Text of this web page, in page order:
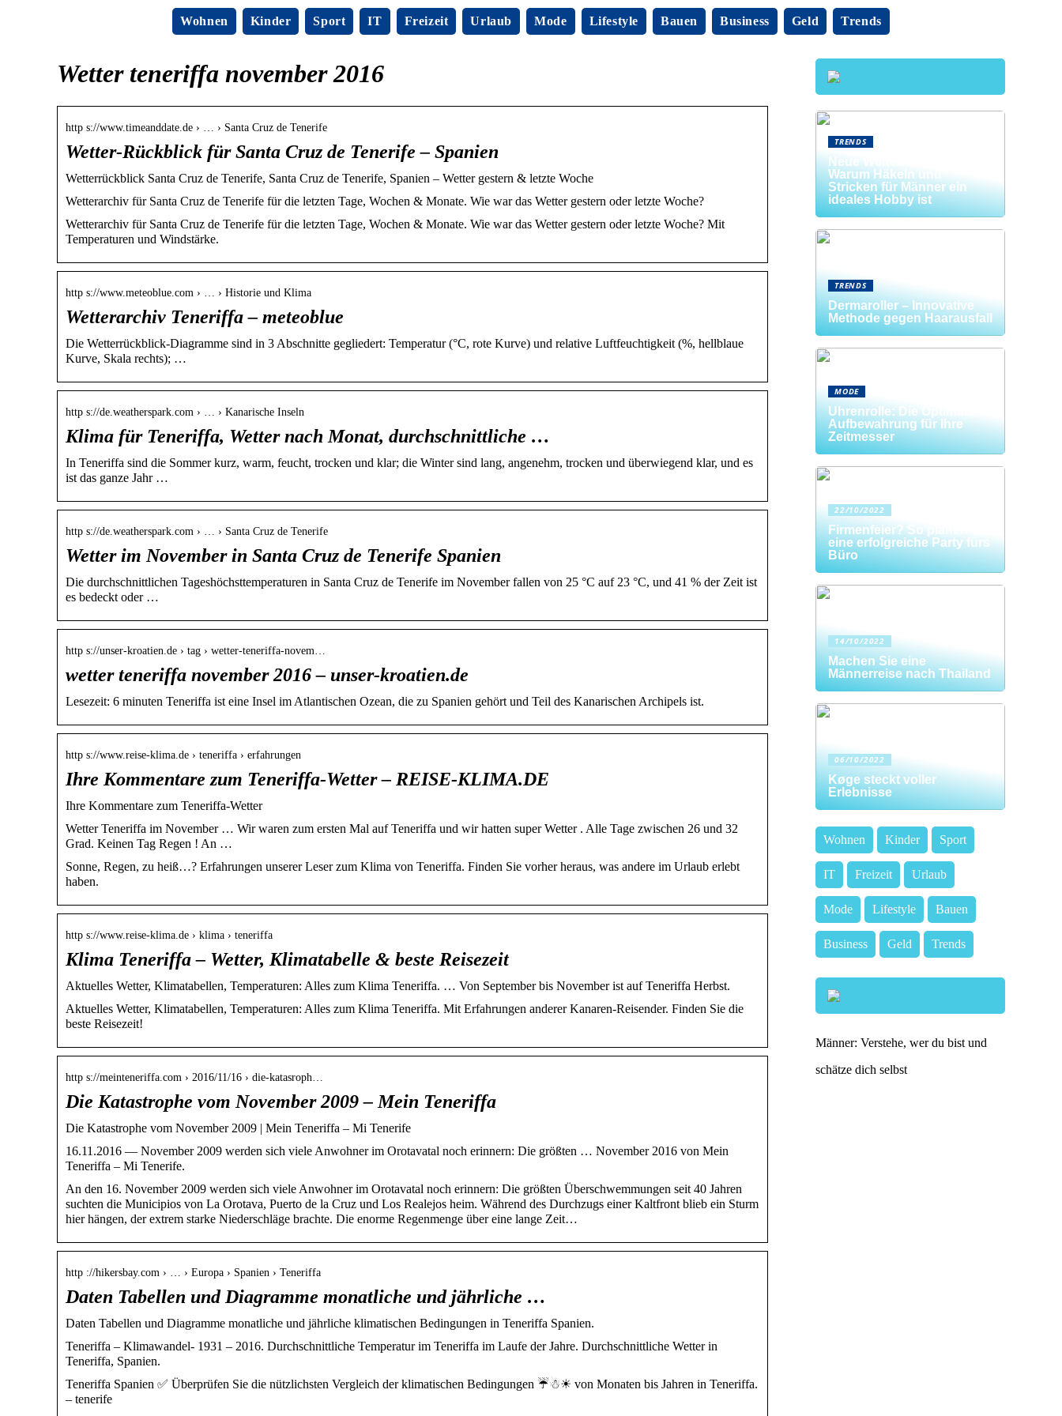
Wohnen Kinder Sport IT Freizeit Urlaub Mode Lifestyle Bauen Business Geld Trends
Wetter teneriffa november 2016
http s://www.timeanddate.de › … › Santa Cruz de Tenerife
Wetter-Rückblick für Santa Cruz de Tenerife – Spanien
Wetterrückblick Santa Cruz de Tenerife, Santa Cruz de Tenerife, Spanien – Wetter gestern & letzte Woche
Wetterarchiv für Santa Cruz de Tenerife für die letzten Tage, Wochen & Monate. Wie war das Wetter gestern oder letzte Woche?
Wetterarchiv für Santa Cruz de Tenerife für die letzten Tage, Wochen & Monate. Wie war das Wetter gestern oder letzte Woche? Mit
Temperaturen und Windstärke.
http s://www.meteoblue.com › … › Historie und Klima
Wetterarchiv Teneriffa – meteoblue
Die Wetterrückblick-Diagramme sind in 3 Abschnitte gegliedert: Temperatur (°C, rote Kurve) und relative Luftfeuchtigkeit (%, hellblaue
Kurve, Skala rechts); …
http s://de.weatherspark.com › … › Kanarische Inseln
Klima für Teneriffa, Wetter nach Monat, durchschnittliche …
In Teneriffa sind die Sommer kurz, warm, feucht, trocken und klar; die Winter sind lang, angenehm, trocken und überwiegend klar, und es
ist das ganze Jahr …
http s://de.weatherspark.com › … › Santa Cruz de Tenerife
Wetter im November in Santa Cruz de Tenerife Spanien
Die durchschnittlichen Tageshöchsttemperaturen in Santa Cruz de Tenerife im November fallen von 25 °C auf 23 °C, und 41 % der Zeit ist
es bedeckt oder …
http s://unser-kroatien.de › tag › wetter-teneriffa-novem…
wetter teneriffa november 2016 – unser-kroatien.de
Lesezeit: 6 minuten Teneriffa ist eine Insel im Atlantischen Ozean, die zu Spanien gehört und Teil des Kanarischen Archipels ist.
http s://www.reise-klima.de › teneriffa › erfahrungen
Ihre Kommentare zum Teneriffa-Wetter – REISE-KLIMA.DE
Ihre Kommentare zum Teneriffa-Wetter
Wetter Teneriffa im November … Wir waren zum ersten Mal auf Teneriffa und wir hatten super Wetter . Alle Tage zwischen 26 und 32
Grad. Keinen Tag Regen ! An …
Sonne, Regen, zu heiß…? Erfahrungen unserer Leser zum Klima von Teneriffa. Finden Sie vorher heraus, was andere im Urlaub erlebt
haben.
http s://www.reise-klima.de › klima › teneriffa
Klima Teneriffa – Wetter, Klimatabelle & beste Reisezeit
Aktuelles Wetter, Klimatabellen, Temperaturen: Alles zum Klima Teneriffa. … Von September bis November ist auf Teneriffa Herbst.
Aktuelles Wetter, Klimatabellen, Temperaturen: Alles zum Klima Teneriffa. Mit Erfahrungen anderer Kanaren-Reisender. Finden Sie die
beste Reisezeit!
http s://meinteneriffa.com › 2016/11/16 › die-katasroph…
Die Katastrophe vom November 2009 – Mein Teneriffa
Die Katastrophe vom November 2009 | Mein Teneriffa – Mi Tenerife
16.11.2016 — November 2009 werden sich viele Anwohner im Orotavatal noch erinnern: Die größten … November 2016 von Mein
Teneriffa – Mi Tenerife.
An den 16. November 2009 werden sich viele Anwohner im Orotavatal noch erinnern: Die größten Überschwemmungen seit 40 Jahren
suchten die Municipios von La Orotava, Puerto de la Cruz und Los Realejos heim. Während des Durchzugs einer Kaltfront blieb ein Sturm
hier hängen, der extrem starke Niederschläge brachte. Die enorme Regenmenge über eine lange Zeit…
http ://hikersbay.com › … › Europa › Spanien › Teneriffa
Daten Tabellen und Diagramme monatliche und jährliche …
Daten Tabellen und Diagramme monatliche und jährliche klimatischen Bedingungen in Teneriffa Spanien.
Teneriffa – Klimawandel- 1931 – 2016. Durchschnittliche Temperatur im Teneriffa im Laufe der Jahre. Durchschnittliche Wetter in
Teneriffa, Spanien.
Teneriffa Spanien ✅ Überprüfen Sie die nützlichsten Vergleich der klimatischen Bedingungen ☔☃☀ von Monaten bis Jahren in Teneriffa.
– tenerife
TRENDS
Neue Welten entdecken:
Warum Häkeln und
Stricken für Männer ein
ideales Hobby ist
TRENDS
Dermaroller – Innovative
Methode gegen Haarausfall
MODE
Uhrenrolle: Die Optimale
Aufbewahrung für Ihre
Zeitmesser
22/10/2022
Firmenfeier? So planen Sie
eine erfolgreiche Party fürs
Büro
14/10/2022
Machen Sie eine
Männerreise nach Thailand
06/10/2022
Køge steckt voller
Erlebnisse
Wohnen Kinder Sport
IT Freizeit Urlaub
Mode Lifestyle Bauen
Business Geld Trends
Männer: Verstehe, wer du bist und
schätze dich selbst